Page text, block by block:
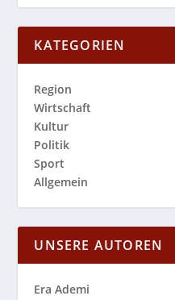
KATEGORIEN
Region
Wirtschaft
Kultur
Politik
Sport
Allgemein
UNSERE AUTOREN
Era Ademi